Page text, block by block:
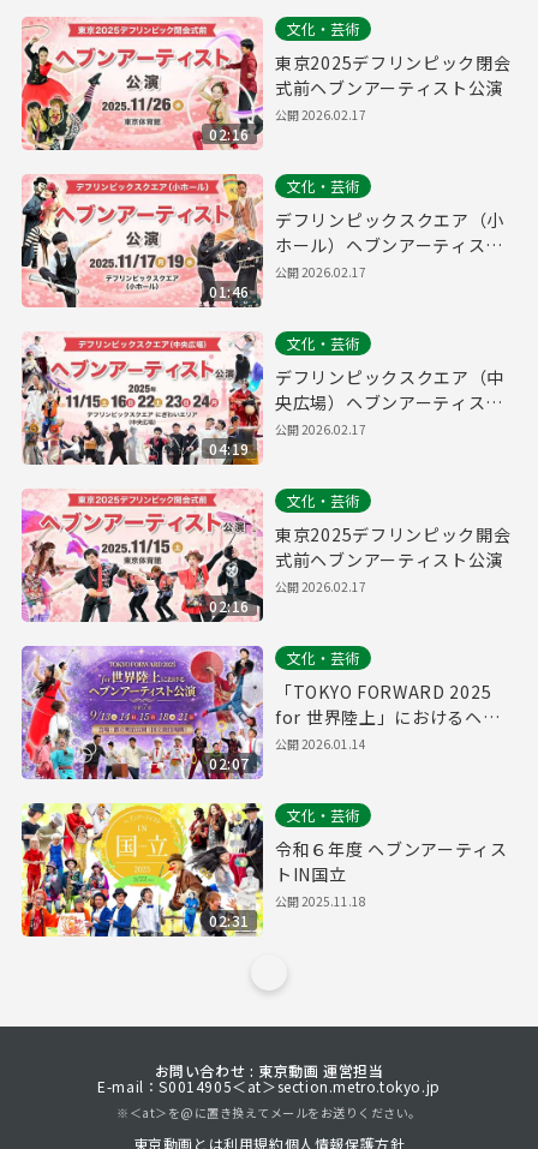
02:16
文化・芸術
東京2025デフリンピック閉会
式前ヘブンアーティスト公演
公開2026.02.17
01:46
文化・芸術
デフリンピックスクエア（小
ホール）ヘブンアーティスト
公演
公開2026.02.17
04:19
文化・芸術
デフリンピックスクエア（中
央広場）ヘブンアーティスト
公演
公開2026.02.17
02:16
文化・芸術
東京2025デフリンピック開会
式前ヘブンアーティスト公演
公開2026.02.17
02:07
文化・芸術
「TOKYO FORWARD 2025
for 世界陸上」におけるヘブ
ンアーティスト公演
公開2026.01.14
02:31
文化・芸術
令和６年度 ヘブンアーティス
トIN国立
公開2025.11.18
お問い合わせ : 東京動画 運営担当
E-mail：S0014905＜at＞section.metro.tokyo.jp
※＜at＞を@に置き換えてメールをお送りください。
東京動画とは利用規約個人情報保護方針